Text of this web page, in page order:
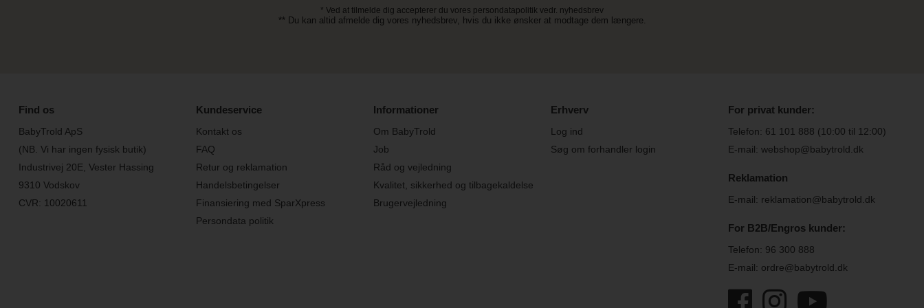
* Ved at tilmelde dig accepterer du vores persondatapolitik vedr. nyhedsbrev
** Du kan altid afmelde dig vores nyhedsbrev, hvis du ikke ønsker at modtage dem længere.
Find os
BabyTrold ApS
(NB. Vi har ingen fysisk butik)
Industrivej 20E, Vester Hassing
9310 Vodskov
CVR: 10020611
Kundeservice
Kontakt os
FAQ
Retur og reklamation
Handelsbetingelser
Finansiering med SparXpress
Persondata politik
Informationer
Om BabyTrold
Job
Råd og vejledning
Kvalitet, sikkerhed og tilbagekaldelse
Brugervejledning
Erhverv
Log ind
Søg om forhandler login
For privat kunder:
Telefon: 61 101 888 (10:00 til 12:00)
E-mail: webshop@babytrold.dk
Reklamation
E-mail: reklamation@babytrold.dk
For B2B/Engros kunder:
Telefon: 96 300 888
E-mail: ordre@babytrold.dk